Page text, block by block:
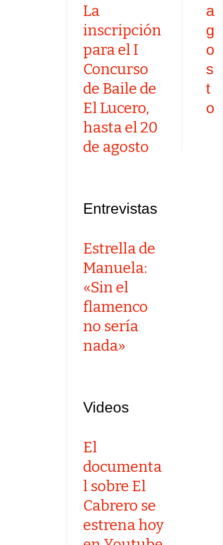
La
inscripción
para el I
Concurso
de Baile de
El Lucero,
hasta el 20
de agosto
Entrevistas
Estrella de
Manuela:
«Sin el
flamenco
no sería
nada»
Videos
El
documenta
l sobre El
Cabrero se
estrena hoy
a
g
o
s
t
o